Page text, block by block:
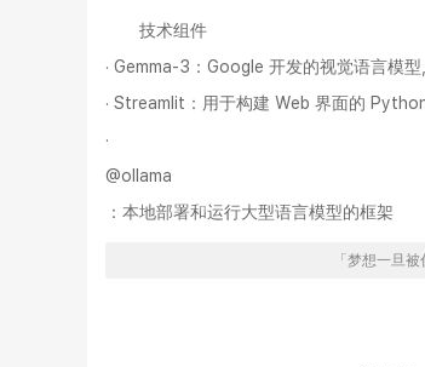
技术组件
· Gemma-3：Google 开发的视觉语言模
· Streamlit：用于构建 Web 界面的
·
@ollama
：本地部署和运行大型语言模型的框架
「梦想一旦